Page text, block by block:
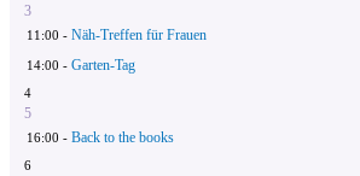
3
11:00 - Näh-Treffen für Frauen
14:00 - Garten-Tag
4
5
16:00 - Back to the books
6